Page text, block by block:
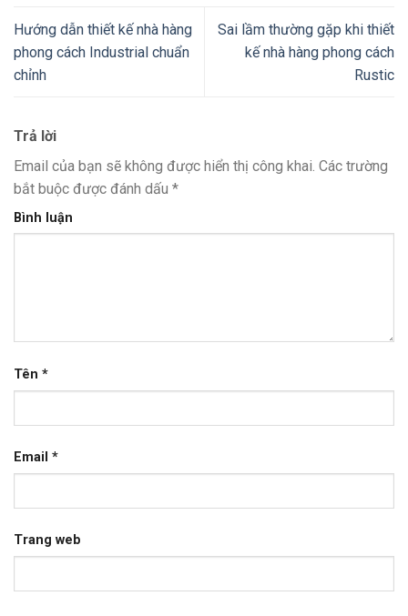
Hướng dẫn thiết kế nhà hàng
phong cách Industrial chuẩn
chỉnh
Sai lầm thường gặp khi thiết
kế nhà hàng phong cách
Rustic
Trả lời
Email của bạn sẽ không được hiển thị công khai. Các trường
bắt buộc được đánh dấu *
Bình luận
Tên *
Email *
Trang web